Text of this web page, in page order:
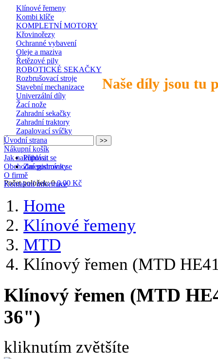
Naše díly jsou tu
Klínové řemeny
Kombi klíče
KOMPLETNÍ MOTORY
Křovinořezy
Ochranné vybavení
Oleje a maziva
Řetězové pily
ROBOTICKÉ SEKAČKY
Rozbrušovací stroje
Stavební mechanizace
Univerzální díly
Žací nože
Zahradní sekačky
Zahradní traktory
Zapalovací svíčky
Přihlásit se
Zaregistrovat se
Počet položek: 0 0,00 Kč
Úvodní strana
Nákupní košík
Jak nakupovat
Obchodní podmínky
O firmě
Kontaktní informace
Home
Klínové řemeny
MTD
Klínový řemen (MTD
Klínový řemen (MTD
36")
kliknutím zvětšíte